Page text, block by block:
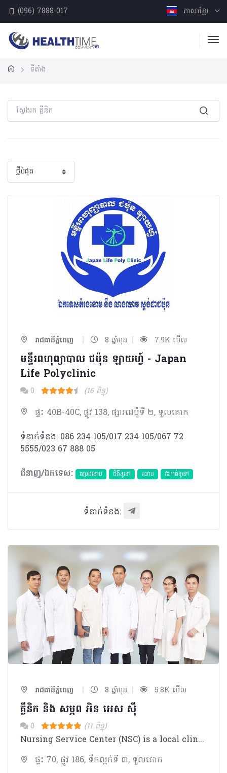
(096) 7888-017 ភាសាខ្មែរ
ទីតាំង
រាជធានីភ្នំពេញ | 8 ឆ្នាំមុន | 7.9K មើល
មន្ទីរពហុព្យាបាល​ ជប៉ុន ឡាយហ្វ៍ - Japan
Life Polyclinic
0 (16 ពិន្ទុ)
ផ្ទះ 40B-40C, ផ្លូវ 138, ផ្សារដេប៉ូទី ២, ទួលគោក
ទំនាក់ទំនង: 086 234 105/017 234 105/067 72
5555/023 67 888 05
ជំនាញ/ឯកទេស:
តម្រងនោម ជំងឺទូទៅ ឈាម វះកាត់ទូទៅ
ទំនាក់ទំនង:
រាជធានីភ្នំពេញ | 8 ឆ្នាំមុន | 5.8K មើល
គ្លីនិក និង​ សម្ភព អិន អេស ស៊ី
0 (11 ពិន្ទុ)
Nursing Service Center (NSC) is a local clinic that provides various kinds of treatment.Doctors and staffs at NSC are highly trained and qualified for the service.
ផ្ទះ 70, ផ្លូវ 186, ទឹកល្អក់ទី ៣, ទួលគោក